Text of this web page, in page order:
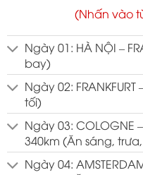
(Nhấn vào
Ngày 01: HÀ NỘI –
bay)
Ngày 02:
tối)
Ngày 03: COLOGNE
340km (Ăn sáng,
Ngày 04: